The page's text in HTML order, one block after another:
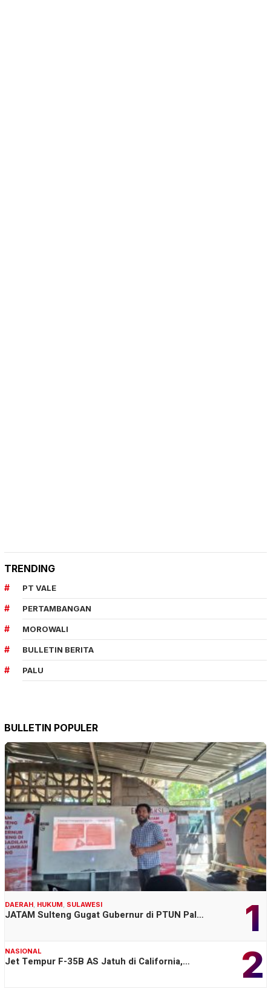
TRENDING
PT VALE
PERTAMBANGAN
MOROWALI
BULLETIN BERITA
PALU
BULLETIN POPULER
1
DAERAH HUKUM SULAWESI
JATAM Sulteng Gugat Gubernur di PTUN Pal…
2
NASIONAL
Jet Tempur F-35B AS Jatuh di California,…